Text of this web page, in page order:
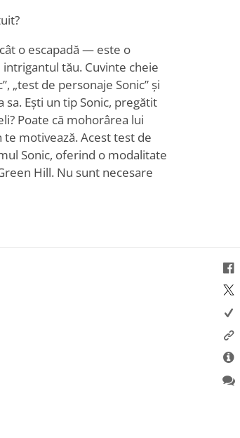
o escapadă — este o
tău. Cuvinte cheie
„test de personaje Sonic” și
Ești un tip Sonic, pregătit
Poate că mohorârea lui
te motivează. Acest test de
Sonic, oferind o modalitate
Hill. Nu sunt necesare